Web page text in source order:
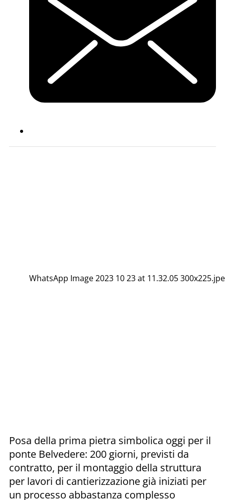
WhatsApp Image 2023 10 23 at 11.32.05
Posa della prima pietra simbolica oggi per il
ponte Belvedere: 200 giorni, previsti da
contratto, per il montaggio della struttura
per lavori di cantierizzazione già iniziati per
un processo abbastanza complesso